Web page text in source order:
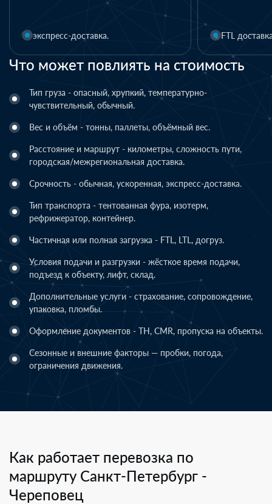
Что может повлиять на стоимость
Тип груза - опасный, хрупкий, температурно-
чувствительный, обычный.
Вес и объём - тонны, паллеты, объёмный вес.
Расстояние и маршрут - километры, сложность пути,
городская/межрегиональная доставка.
Срочность - обычная, ускоренная, экспресс-доставка.
Тип транспорта - тентованная фура, изотерм,
рефрижератор, контейнер.
Частичная или полная загрузка - FTL, LTL, догруз.
Условия подачи и разгрузки - жёсткое время подачи,
подъезд к объекту, лифт, склад.
Дополнительные услуги - страхование, сопровождение,
упаковка, пломбы.
Оформление документов - ТН, CMR, пропуска на объекты.
Сезонные и внешние факторы — пробки, погода,
ограничения движения.
FTL доставка LTL
Как работает перевозка по
маршруту Санкт-Петербург -
Череповец